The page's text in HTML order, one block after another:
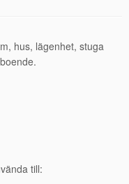
hus, lägenhet, stuga
till: